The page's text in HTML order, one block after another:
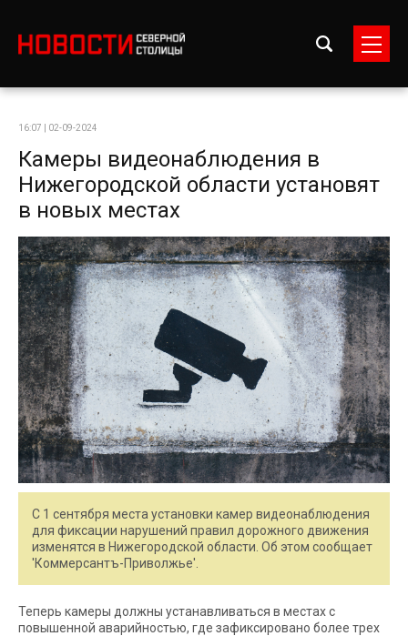
16:07 | 02-09-2024
Камеры видеонаблюдения в
Нижегородской области установят
в новых местах
С 1 сентября места установки камер видеонаблюдения
для фиксации нарушений правил дорожного движения
изменятся в Нижегородской области. Об этом сообщает
'Коммерсантъ-Приволжье'.
Теперь камеры должны устанавливаться в местах с
повышенной аварийностью, где зафиксировано более трех